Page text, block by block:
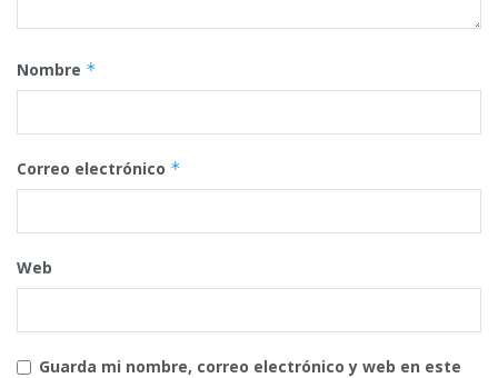
Nombre *
Correo electrónico *
Web
Guarda mi nombre, correo electrónico y web en este